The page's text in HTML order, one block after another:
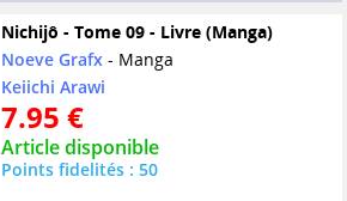
Nichijô - Tome 09 - Livre (Manga)
Noeve Grafx- Manga
Keiichi Arawi
7.95 €
Article disponible
Points fidelités : 50